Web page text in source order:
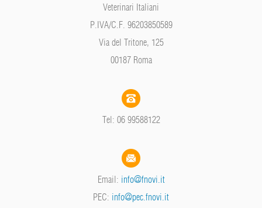
Veterinari Italiani
P.IVA/C.F. 96203850589
Via del Tritone, 125
00187 Roma
Tel: 06 99588122
Email: info@fnovi.it
PEC: info@pec.fnovi.it